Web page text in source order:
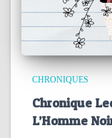
CHRONIQUES
Chronique
L’Homme